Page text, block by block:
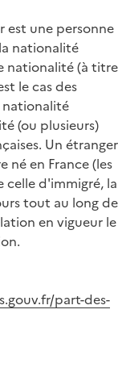
est une personne
nationalité
nationalité (à titre
le cas des
nationalité
(ou plusieurs)
Un étranger
né en France (les
celle d'immigré, la
tout au long de
en vigueur le
part-des-